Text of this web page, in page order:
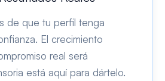
de que tu perfil tenga
El crecimiento
real será
está aquí para dártelo.